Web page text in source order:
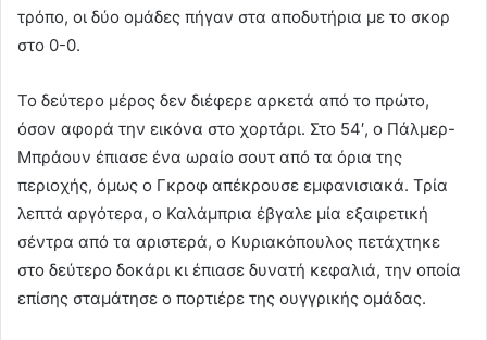
τρόπο, οι δύο ομάδες πήγαν στα αποδυτήρια με το σκορ
στο 0-0.
Το δεύτερο μέρος δεν διέφερε αρκετά από το πρώτο,
όσον αφορά την εικόνα στο χορτάρι. Στο 54′, ο Πάλμερ-
Μπράουν έπιασε ένα ωραίο σουτ από τα όρια της
περιοχής, όμως ο Γκροφ απέκρουσε εμφανισιακά. Τρία
λεπτά αργότερα, ο Καλάμπρια έβγαλε μία εξαιρετική
σέντρα από τα αριστερά, ο Κυριακόπουλος πετάχτηκε
στο δεύτερο δοκάρι κι έπιασε δυνατή κεφαλιά, την οποία
επίσης σταμάτησε ο πορτιέρε της ουγγρικής ομάδας.